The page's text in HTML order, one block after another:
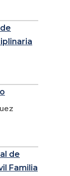
de
Familia